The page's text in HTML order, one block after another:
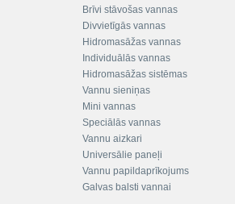
Brīvi stāvošas vannas
Divvietīgās vannas
Hidromasāžas vannas
Individuālās vannas
Hidromasāžas sistēmas
Vannu sieniņas
Mini vannas
Speciālās vannas
Vannu aizkari
Universālie paneļi
Vannu papildaprīkojums
Galvas balsti vannai